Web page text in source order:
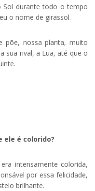
Sol durante todo o tempo
o nome de girassol.
põe, nossa planta, muito
sua rival, a Lua, até que o
ele é colorido?
intensamente colorida,
por essa felicidade,
brilhante.